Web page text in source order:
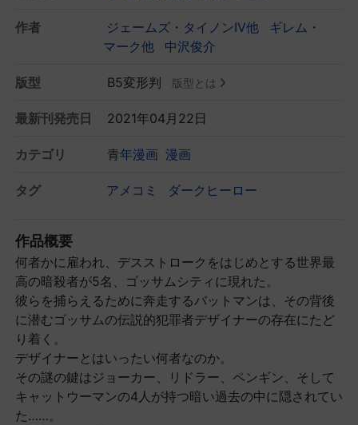
作者 ジェームズ・タイノンIV他
ギレム・
マーク他
中沢俊介
版型 B5変形判 版型とは
最新刊発売日 2021年04月22日
カテゴリ 青年漫画 漫画
タグ アメコミ ダークヒーロー
作品概要
何者かに雇われ、デスストロークをはじめとする世界最
高の暗殺者が5名、ゴッサムシティに現れた。
彼らを捕らえるために奔走するバットマンは、その背後
に潜むゴッサムの伝説的犯罪者デザイナーの存在にたど
り着く。
デザイナーとはいったい何者なのか。
その謎の鍵はジョーカー、リドラー、ペンギン、そして
キャットウーマンの4人が持つ暗い過去の中に隠されてい
た……。